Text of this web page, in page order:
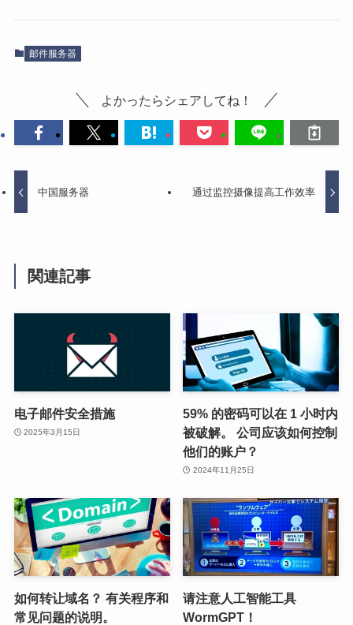
邮件服务器
よかったらシェアしてね！
中国服务器 通过监控摄像提高工作效率
関連記事
电子邮件安全措施
2025年3月15日
59% 的密码可以在 1 小时内
被破解。 公司应该如何控制
他们的账户？
2024年11月25日
如何转让域名？ 有关程序和
常见问题的说明。
请注意人工智能工具
WormGPT！